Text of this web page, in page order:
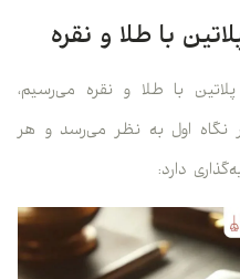
با طلا و نقره
با طلا و نقره می‌رسیم،
اول به نظر می‌رسد و هر
دارد: